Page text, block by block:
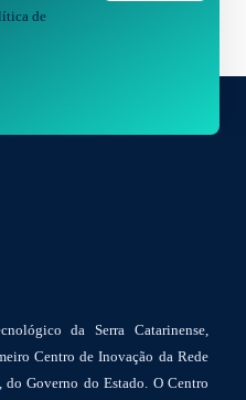
de
da Serra Catarinense,
Centro de Inovação da Rede
do Governo do Estado. O Centro